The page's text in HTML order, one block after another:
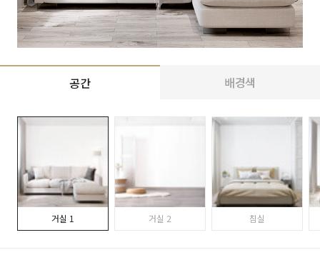
공간 배경색
거실 1 거실 2 침실